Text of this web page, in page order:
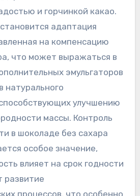
и горчинкой какао.
адаптация
на компенсацию
что может выражаться в
эмульгаторов
натурального
улучшению
массы. Контроль
в шоколаде без сахара
особое значение,
влияет на срок годности
развитие
процессов, что особенно